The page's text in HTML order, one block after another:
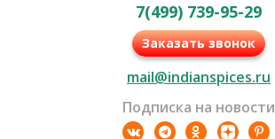
7(499) 739-95-29
Заказать звонок
mail@indianspices.ru
Подписка на новости